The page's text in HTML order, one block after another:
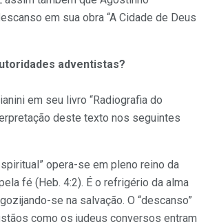
em sua obra “A Cidade de Deus
adventistas?
em seu livro “Radiografia do
deste texto nos seguintes
opera-se em pleno reino da
fé (Heb. 4:2). É o refrigério da alma
se na salvação. O “descanso”
como os judeus conversos entram